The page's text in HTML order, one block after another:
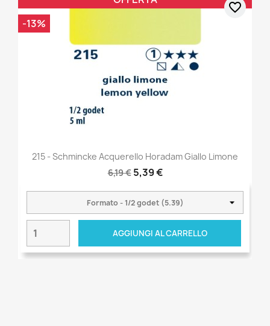
215 - Schmincke Acquerello Horadam Giallo Limone
6,19 € 5,39 €
AGGIUNGI AL CARRELLO
-13%
favorite_border